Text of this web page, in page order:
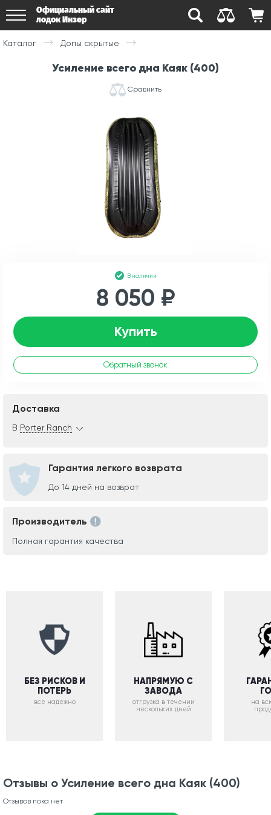
Официальный сайт
лодок Инзер
Каталог Допы скрытые
Усиление всего дна Каяк (400)
Сравнить
В наличии
8 050 ₽
Купить
Обратный звонок
Доставка
В Porter Ranch
Гарантия легкого возврата
До 14 дней на возврат
Производитель
Полная гарантия качества
БЕЗ РИСКОВ И
ПОТЕРЬ
все надежно
НАПРЯМУЮ С
ЗАВОДА
отгрузка в течении
нескольких дней
на
Отзывы о Усиление всего дна Каяк (400)
Отзывов пока нет